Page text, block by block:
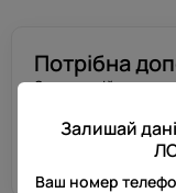
Потрібна
Залиш свій номер
Залишай
Ваш номер